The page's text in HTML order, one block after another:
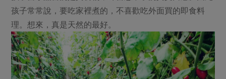
孩子常常說，要吃家裡煮的，不喜歡吃外面買的即食料
理。想來，真是天然的最好。